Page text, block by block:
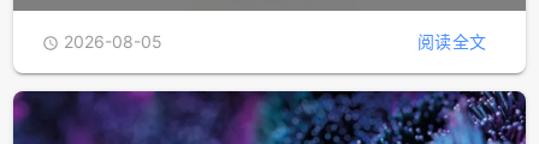
 2026-08-05 阅读全文